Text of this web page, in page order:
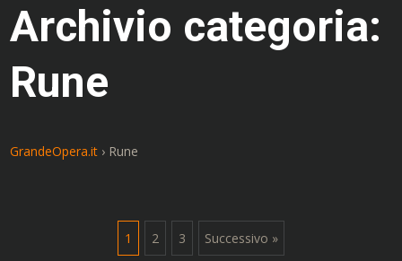
Archivio categoria:
Rune
GrandeOpera.it › Rune
Navigazione
1 2 3 Successivo »